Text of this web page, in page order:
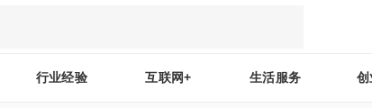
行业经验 互联网+ 生活服务 创